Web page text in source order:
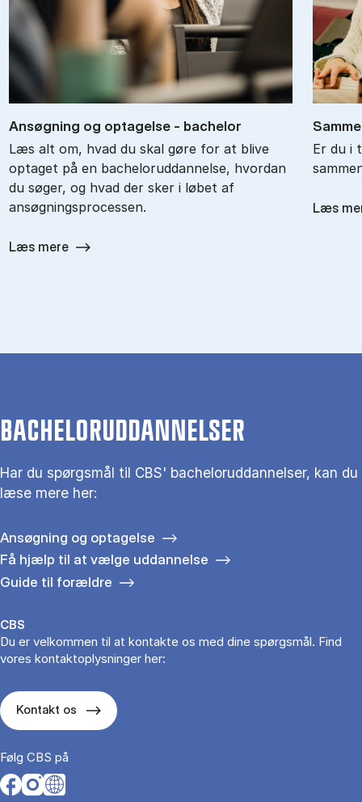
An­søg­ning og op­ta­gel­se - ba­chel­or
Læs alt om, hvad du skal gøre for at blive
optaget på en bacheloruddannelse, hvordan
du søger, og hvad der sker i løbet af
ansøgningsprocessen.
Læs mere
Er du i
Læs
BACHELORUDDANNELSER
Har du spørgsmål til CBS' bacheloruddannelser, kan du
læse mere her:
Ansøgning og optagelse
Få hjælp til at vælge uddannelse
Guide til forældre
CBS
Du er velkommen til at kontakte os med dine spørgsmål. Find
vores kontaktoplysninger her:
Kontakt os
Følg CBS på
Opens in a new tab
Opens in a new tab
Opens in a new tab